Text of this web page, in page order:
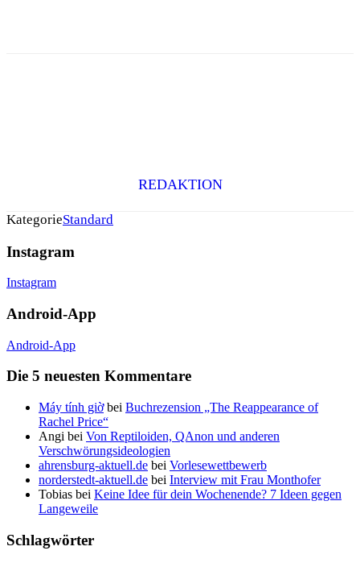
REDAKTION
KategorieStandard
Instagram
Instagram
Android-App
Android-App
Die 5 neuesten Kommentare
Máy tính giờbei Buchrezension „The Reappearance of
Rachel Price“
Angi bei Von Reptiloiden, QAnon und anderen
Verschwörungsideologien
ahrensburg-aktuell.de bei Vorlesewettbewerb
norderstedt-aktuell.de bei Interview mit Frau Monthofer
Tobias bei Keine Idee für dein Wochenende? 7 Ideen gegen
Langeweile
Schlagwörter